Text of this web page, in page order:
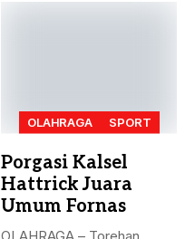
OLAHRAGA SPORT
Porgasi Kalsel
Hattrick Juara
Umum Fornas
OLAHRAGA – Torehan